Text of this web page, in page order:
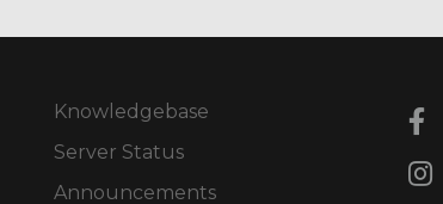
Knowledgebase
Server Status
Announcements